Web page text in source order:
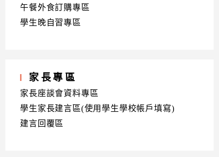
午餐外食訂購專區
學生晚自習專區
家長專區
家長座談會資料專區
學生家長建言區(使用學生學校帳戶填寫)
建言回覆區